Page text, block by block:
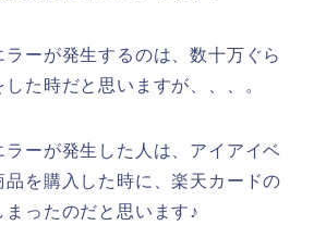
ーが発生するのは、数十万ぐら
た時だと思いますが、、、。
ーが発生した人は、アイアイベ
品を購入した時に、楽天カードの
まったのだと思います♪